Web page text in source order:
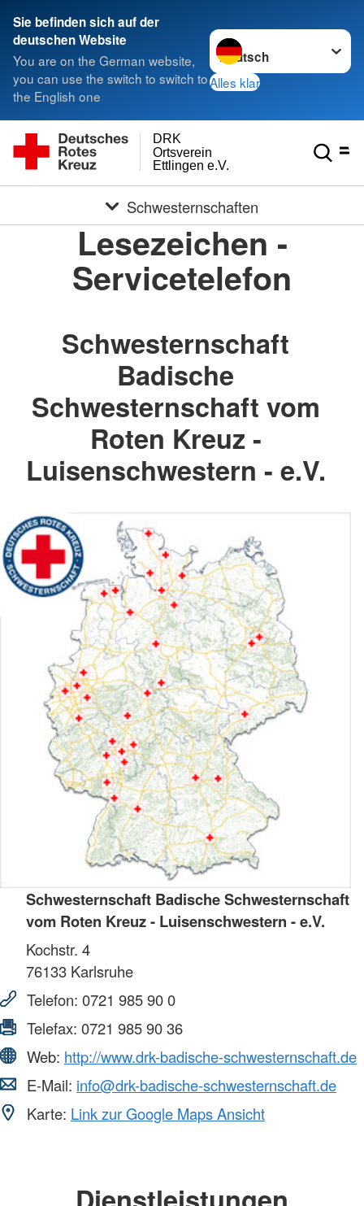
Sie befinden sich auf der
deutschen Website
You are on the German website,
you can use the switch to switch to
the English one
Sprache wechseln zu
Alles klar
Ettlingen e.V.
Ortsverein
DRK
Schwesternschaften
Lesezeichen -
Servicetelefon
Schwesternschaft
Badische
Schwesternschaft vom
Roten Kreuz -
Luisenschwestern - e.V.
Schwesternschaft Badische Schwesternschaft
vom Roten Kreuz - Luisenschwestern - e.V.
Kochstr. 4
76133 Karlsruhe
Telefon: 0721 985 90 0
Telefax: 0721 985 90 36
Web: http://www.drk-badische-schwesternschaft.de
E-Mail: info@drk-badische-schwesternschaft.de
Karte: Link zur Google Maps Ansicht